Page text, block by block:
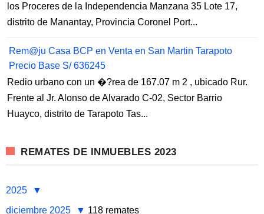
los Proceres de la Independencia Manzana 35 Lote 17,
distrito de Manantay, Provincia Coronel Port...
Rem@ju Casa BCP en Venta en San Martin Tarapoto
Precio Base S/ 636245
Redio urbano con un �?rea de 167.07 m 2 , ubicado Rur.
Frente al Jr. Alonso de Alvarado C-02, Sector Barrio
Huayco, distrito de Tarapoto Tas...
REMATES DE INMUEBLES 2023
2025
diciembre 2025
118 remates